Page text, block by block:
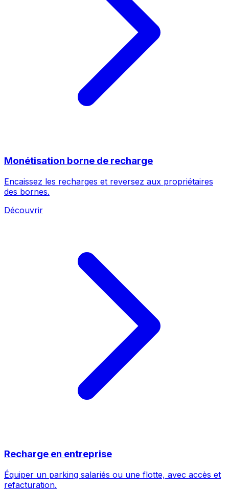
Monétisation borne de recharge
Encaissez les recharges et reversez aux propriétaires
des bornes.
Découvrir
Recharge en entreprise
Équiper un parking salariés ou une flotte, avec accès et
refacturation.